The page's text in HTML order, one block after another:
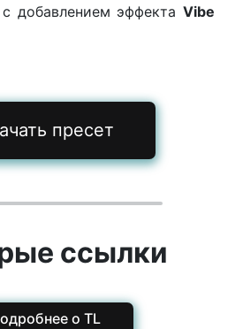
с добавлением эффектаVibe
пресет
ссылки
о TL